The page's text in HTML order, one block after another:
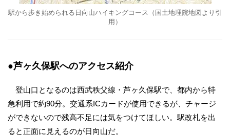
駅から歩き始められる日向山ハイキングコース（国土地理院地図より引
用）
●芦ヶ久保駅へのアクセス紹介
登山口となるのは西武秩父線・芦ヶ久保駅で、都内から特
急利用で約90分。交通系ICカードが使用できるが、チャージ
ができないので残高不足には気をつけてほしい。駅改札を出
ると正面に見えるのが日向山だ。